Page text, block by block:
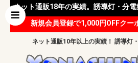
ネット通販18年の実績。誘導灯・分
ーブル等 様々な資材を取り扱っ
新規会員登録で1,000円OFFクー
ネット通販10年以上の実績！ 誘導灯